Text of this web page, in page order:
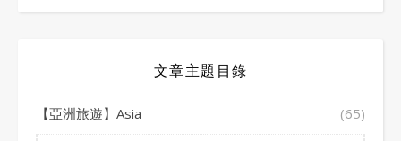
文章主題目錄
【亞洲旅遊】Asia (65)